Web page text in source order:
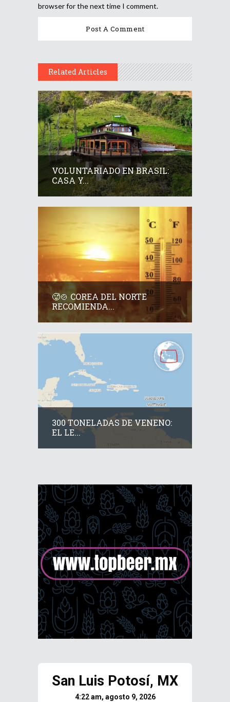
browser for the next time I comment.
Related Articles
VOLUNTARIADO EN BRASIL:
CASA Y...
🥵🍲 COREA DEL NORTE
RECOMIENDA...
300 TONELADAS DE VENENO:
EL LE...
San Luis Potosí, MX
4:22 am, agosto 9, 2026